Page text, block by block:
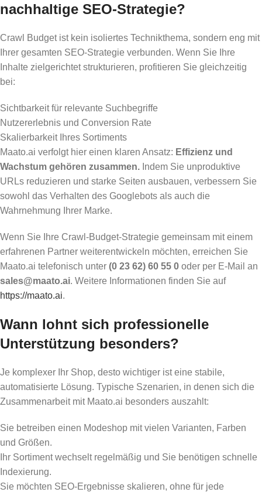
nachhaltige SEO-Strategie?
Crawl Budget ist kein isoliertes Technikthema, sondern eng mit
Ihrer gesamten SEO-Strategie verbunden. Wenn Sie Ihre
Inhalte zielgerichtet strukturieren, profitieren Sie gleichzeitig
bei:
Sichtbarkeit für relevante Suchbegriffe
Nutzererlebnis und Conversion Rate
Skalierbarkeit Ihres Sortiments
Maato.ai verfolgt hier einen klaren Ansatz: Effizienz und
Wachstum gehören zusammen. Indem Sie unproduktive
URLs reduzieren und starke Seiten ausbauen, verbessern Sie
sowohl das Verhalten des Googlebots als auch die
Wahrnehmung Ihrer Marke.
Wenn Sie Ihre Crawl-Budget-Strategie gemeinsam mit einem
erfahrenen Partner weiterentwickeln möchten, erreichen Sie
Maato.ai telefonisch unter (0 23 62) 60 55 0 oder per E-Mail an
sales@maato.ai. Weitere Informationen finden Sie auf
https://maato.ai.
Wann lohnt sich professionelle
Unterstützung besonders?
Je komplexer Ihr Shop, desto wichtiger ist eine stabile,
automatisierte Lösung. Typische Szenarien, in denen sich die
Zusammenarbeit mit Maato.ai besonders auszahlt:
Sie betreiben einen Modeshop mit vielen Varianten, Farben
und Größen.
Ihr Sortiment wechselt regelmäßig und Sie benötigen schnelle
Indexierung.
Sie möchten SEO-Ergebnisse skalieren, ohne für jede